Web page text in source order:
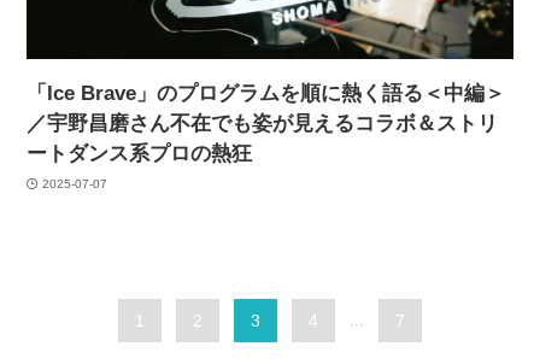
「Ice Brave」のプログラムを順に熱く語る＜中編＞
／宇野昌磨さん不在でも姿が見えるコラボ＆ストリ
ートダンス系プロの熱狂
2025-07-07
1 2 3 4 ... 7